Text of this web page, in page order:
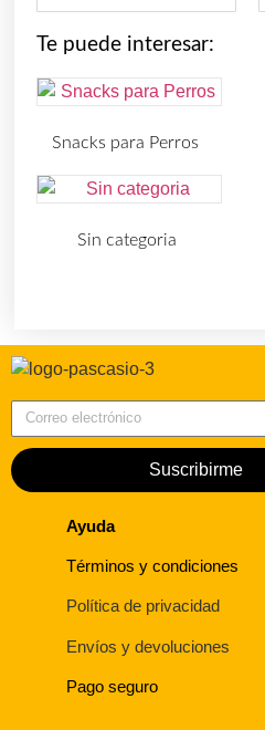
Te puede interesar:
Snacks para Perros
Sin categoria
Suscribirme
Ayuda
Términos y condiciones
Política de privacidad
Envíos y devoluciones
Pago seguro